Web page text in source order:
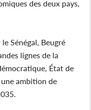
des deux pays,
Sénégal, Beugré
lignes de la
État de
ambition de